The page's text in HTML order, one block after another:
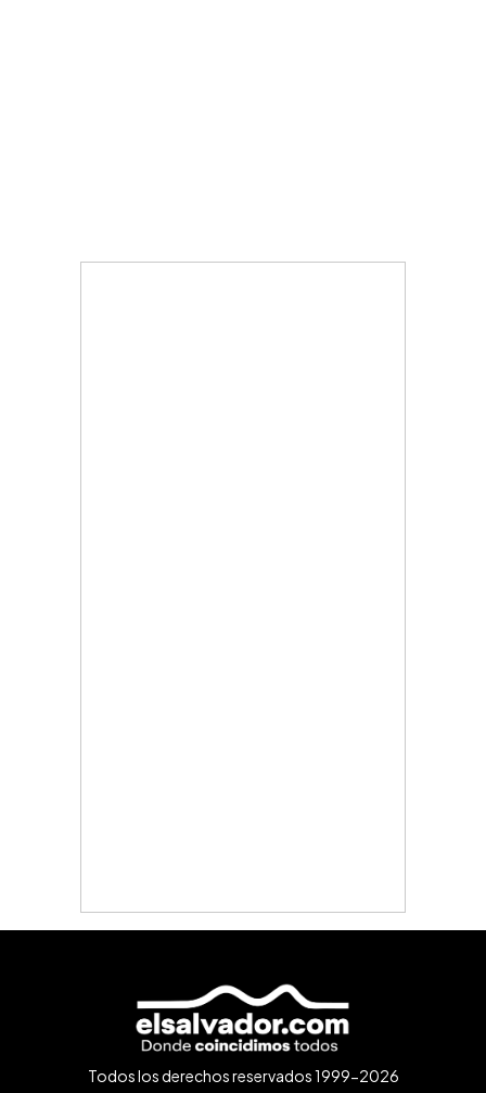
Todos los derechos reservados 1999-2026